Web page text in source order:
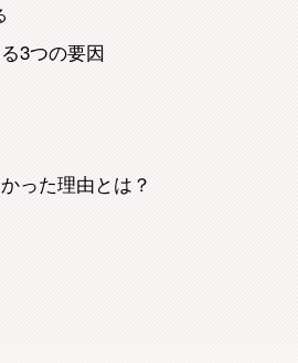
3つの要因
った理由とは？